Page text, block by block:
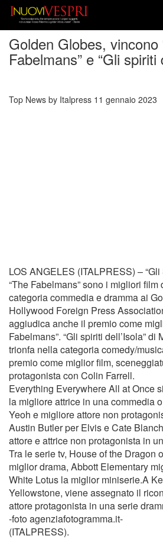
Golden Globes, vincono
Fabelmans” e “Gli spiriti
Top News by Italpress 11 gennaio 2023
LOS ANGELES (ITALPRESS) – “Gli
“The Fabelmans” sono i migliori
categoria commedia e dramma ai
Hollywood Foreign Press
aggiudica anche il premio come
Fabelmans”. “Gli spiriti dell’Isola” di
trionfa nella categoria comedy/
premio come miglior film,
protagonista con Colin Farrell.
Everything Everywhere All at Once
la migliore attrice in una commedia
Yeoh e migliore attore non
Austin Butler per Elvis e Cate
attore e attrice non protagonista in
Tra le serie tv, House of the Dragon
miglior drama, Abbott Elementary
White Lotus la miglior miniserie.A
Yellowstone, viene assegnato il
attore protagonista in una serie
-foto agenziafotogramma.it-
(ITALPRESS).